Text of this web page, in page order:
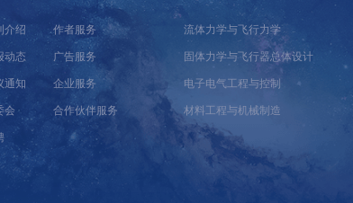
介绍
动态
通知
会
作者服务
广告服务
企业服务
合作伙伴服务
流体力学与飞行力学
固体力学与飞行器总体设计
电子电气工程与控制
材料工程与机械制造